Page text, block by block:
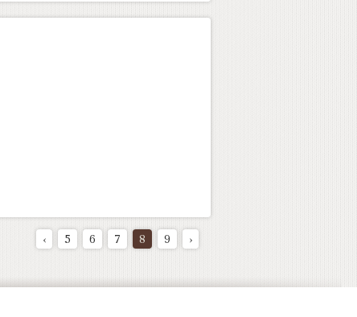
‹ 5 6 7 8 9 ›